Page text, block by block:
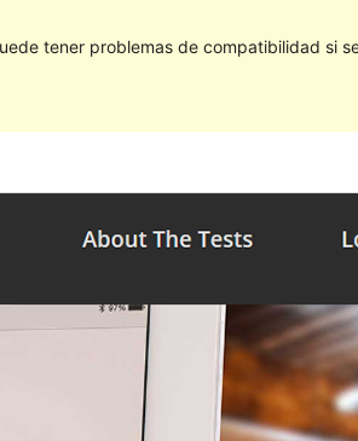
tener problemas de compatibilidad si
Instalaciones activas
Versión de WordPress